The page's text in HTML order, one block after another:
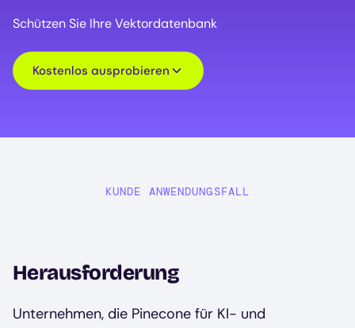
Schützen Sie Ihre Vektordatenbank
Kostenlos ausprobieren
KUNDE ANWENDUNGSFALL
Herausforderung
Unternehmen, die Pinecone für KI- und